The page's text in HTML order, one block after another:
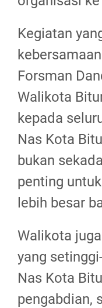
Kegiatan
Forsman
Walikota
kepada
Nas Kota
bukan
penting
lebih besar
Walikota
yang
Nas Kota
pengabdian,